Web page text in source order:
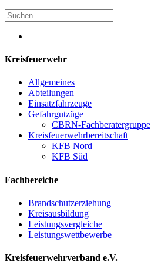
Kreisfeuerwehr
Allgemeines
Abteilungen
Einsatzfahrzeuge
Gefahrgutzüge
CBRN-Fachberatergruppe
Kreisfeuerwehrbereitschaft
KFB Nord
KFB Süd
Fachbereiche
Brandschutzerziehung
Kreisausbildung
Leistungsvergleiche
Leistungswettbewerbe
Kreisfeuerwehrverband e.V.